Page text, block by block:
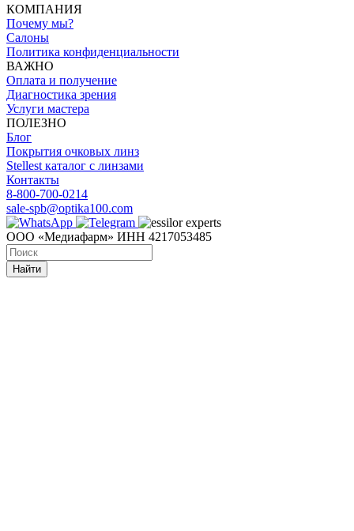
КОМПАНИЯ
Почему мы?
Салоны
Политика конфиденциальности
ВАЖНО
Оплата и получение
Диагностика зрения
Услуги мастера
ПОЛЕЗНО
Блог
Покрытия очковых линз
Stellest каталог с линзами
Контакты
8-800-700-0214
sale-spb@optika100.com
ООО «Медиафарм» ИНН 4217053485
Найти